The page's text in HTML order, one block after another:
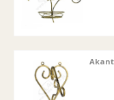
Akant